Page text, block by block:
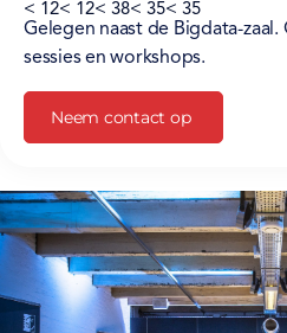
< 12< 12< 38< 35< 35
Gelegen naast de Bigdata-
sessies en workshops.
Neem contact op